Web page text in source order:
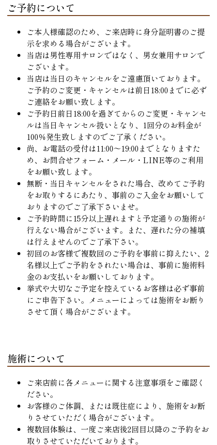
ご予約について
ご本人様確認のため、ご来店時に身分証明書のご提
示を求める場合がございます。
当店は男性専用サロンではなく、男女兼用サロンで
ございます。
当店は当日のキャンセルをご遠慮頂いております。
ご予約のご変更・キャンセルは前日18:00までに必ず
ご連絡をお願い致します。
ご予約日前日18:00を過ぎてからのご変更・キャンセ
ルは当日キャンセル扱いとなり、1回分のお料金が
100％発生致しますのでご了承ください。
尚、お電話の受付は11:00～19:00までとなりますた
め、お問合せフォーム・メール・LINE等のご利用
をお願い致します。
無断・当日キャンセルをされた場合、改めてご予約
をお取りするにあたり、事前のご入金をお願いして
おりますのでご了承下さいませ。
ご予約時間に15分以上遅れますと予定通りの施術が
行えない場合がございます。また、遅れた分の補填
は行えませんのでご了承下さい。
初回のお客様で複数回のご予約を事前に抑えたい、2
名様以上でご予約をされたい場合は、事前に施術料
金のお支払いをお願いしております。
挙式や大切なご予定を控えているお客様は必ず事前
にご申告下さい。メニューによっては施術をお断り
させて頂く場合がございます。
施術について
ご来店前に各メニューに関する注意事項をご確認く
ださい。
お客様のご体調、または既往症により、施術をお断
りさせていただく場合がございます。
複数回体験は、一度ご来店後2回目以降のご予約をお
取りさせていただいております。